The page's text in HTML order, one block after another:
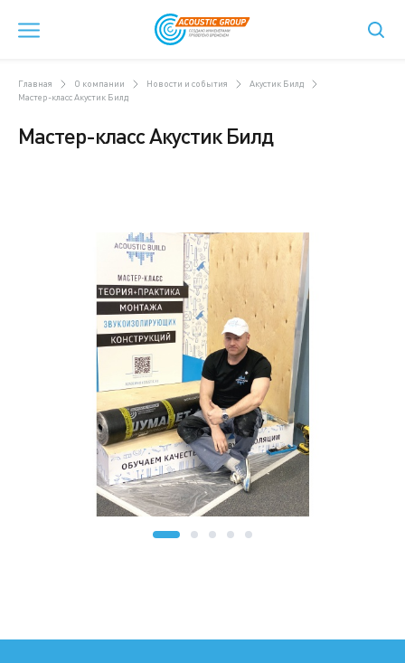
Главная О компании Новости и события
Акустик Билд
Мастер-класс Акустик Билд
Мастер-класс Акустик Билд